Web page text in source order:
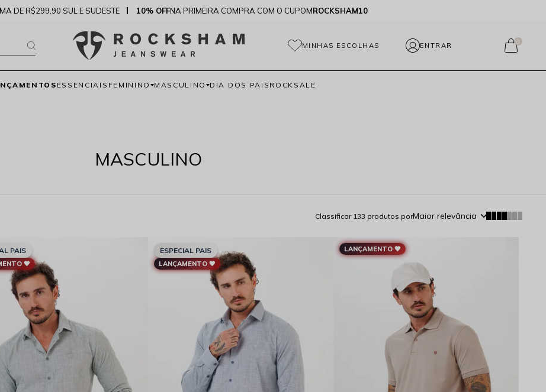
DE R$299,90 SUL E SUDESTE 10% OFFNA PRIMEIRA COMPRA COM O CUPOMROCKSHAM10
MINHAS ESCOLHAS 0
ESSENCIAIS FEMININO MASCULINO DIA DOS PAIS ROCKSALE
MASCULINO
Classificar 133 produtos porMaior relevância
🖤
PAIS
LANÇAMENTO 🖤
ESPECIAL PAIS LANÇAMENTO 🖤